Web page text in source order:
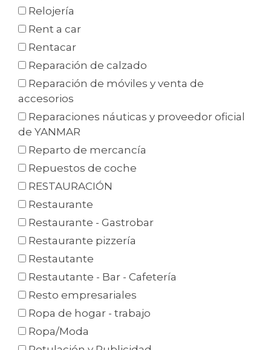
Relojería
Rent a car
Rentacar
Reparación de calzado
Reparación de móviles y venta de
accesorios
Reparaciones náuticas y proveedor oficial
de YANMAR
Reparto de mercancía
Repuestos de coche
RESTAURACIÓN
Restaurante
Restaurante - Gastrobar
Restaurante pizzería
Restautante
Restautante - Bar - Cafetería
Resto empresariales
Ropa de hogar - trabajo
Ropa/Moda